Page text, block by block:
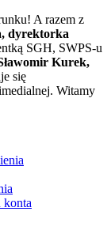
A razem z
dyrektorka
SGH, SWPS-u
Kurek,
się
Witamy
konta